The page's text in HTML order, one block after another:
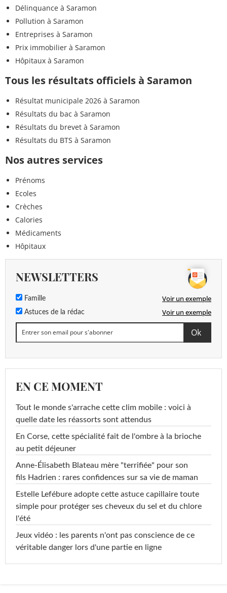
Délinquance à Saramon
Pollution à Saramon
Entreprises à Saramon
Prix immobilier à Saramon
Hôpitaux à Saramon
Tous les résultats officiels à Saramon
Résultat municipale 2026 à Saramon
Résultats du bac à Saramon
Résultats du brevet à Saramon
Résultats du BTS à Saramon
Nos autres services
Prénoms
Ecoles
Crèches
Calories
Médicaments
Hôpitaux
NEWSLETTERS
Famille Voir un exemple
Astuces de la rédac Voir un exemple
EN CE MOMENT
Tout le monde s'arrache cette clim mobile : voici à
quelle date les réassorts sont attendus
En Corse, cette spécialité fait de l'ombre à la brioche
au petit déjeuner
Anne-Élisabeth Blateau mère "terrifiée" pour son
fils Hadrien : rares confidences sur sa vie de maman
Estelle Lefébure adopte cette astuce capillaire toute
simple pour protéger ses cheveux du sel et du chlore
l'été
Jeux vidéo : les parents n'ont pas conscience de ce
véritable danger lors d'une partie en ligne